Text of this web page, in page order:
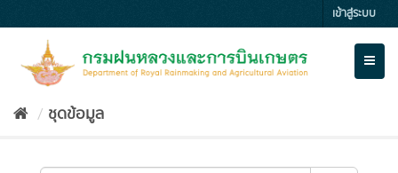
to
เข้าสู่ระบบ
ชุดข้อมูล